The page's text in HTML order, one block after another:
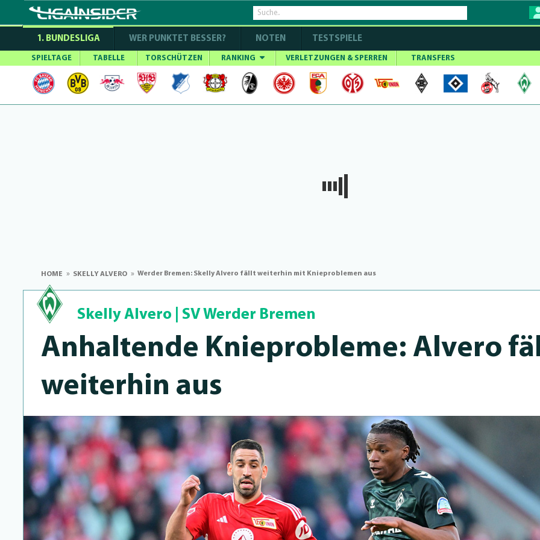
1. BUNDESLIGA WER PUNKTET BESSER? NOTEN TESTSPIELE
SPIELTAGE TABELLE TORSCHÜTZEN RANKING VERLETZUNGEN & SPERREN TRANSFERS
HOME SKELLY ALVERO Werder Bremen: Skelly Alvero fällt weiterhin mit Knieproblemen aus
Skelly Alvero SV Werder Bremen
Anhaltende Kniep­rob­le­me: Alvero
weiterhin aus